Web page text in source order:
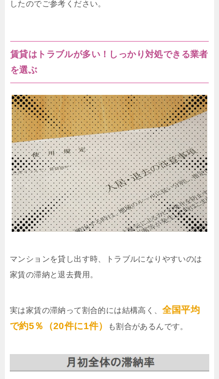
したのでご参考ください。
賃貸はトラブルが多い！しっかり対処できる業者
を選ぶ
マンションを貸し出す時、トラブルになりやすいのは
家賃の滞納と退去費用。
実は家賃の滞納って割合的には結構高く、 全国平均
で約5％（20件に1件）
も割合があるんです。